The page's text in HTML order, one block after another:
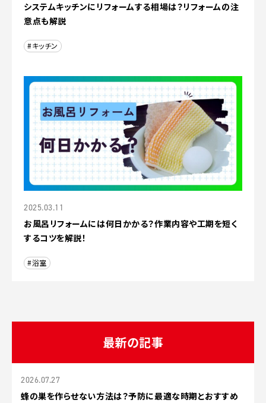
システムキッチンにリフォームする相場は？リフォームの注
意点も解説
#キッチン
2025.03.11
お風呂リフォームには何日かかる？作業内容や工期を短く
するコツを解説！
#浴室
最新の記事
2026.07.27
蜂の巣を作らせない方法は？予防に最適な時期とおすすめ